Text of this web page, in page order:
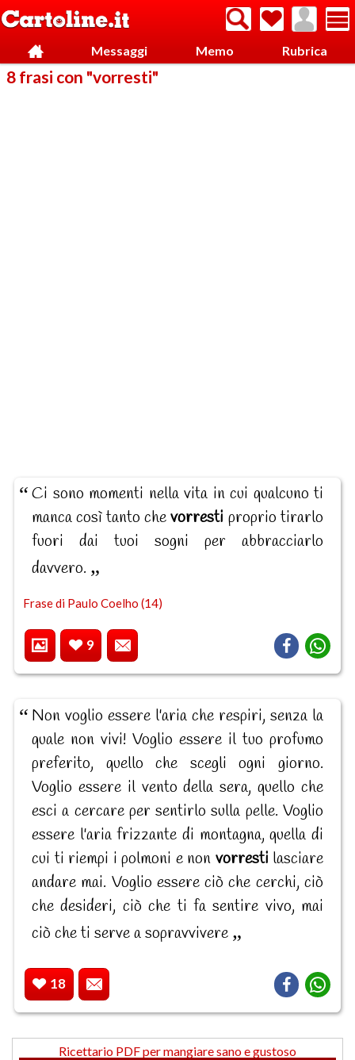
Messaggi Memo Rubrica
8 frasi con "vorresti"
Ci sono momenti nella vita in cui qualcuno ti
manca così tanto chevorresti proprio tirarlo
fuori dai tuoi sogni per abbracciarlo
davvero.
Frase di Paulo Coelho (14)
9
Non voglio essere l'aria che respiri, senza la
quale non vivi! Voglio essere il tuo profumo
preferito, quello che scegli ogni giorno.
Voglio essere il vento della sera, quello che
esci a cercare per sentirlo sulla pelle. Voglio
essere l'aria frizzante di montagna, quella di
cui ti riempi i polmoni e non vorresti lasciare
andare mai. Voglio essere ciò che cerchi, ciò
che desideri, ciò che ti fa sentire vivo, mai
ciò che ti serve a sopravvivere
18
Ricettario PDF per mangiare sano e gustoso